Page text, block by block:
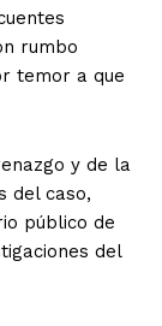
rumbo
temor a que
y de la
del caso,
público de
del